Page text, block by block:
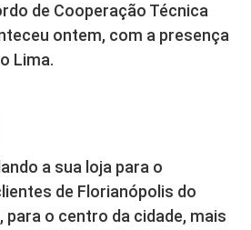
de Cooperação Técnica
ontem, com a presença
Lima.
a sua loja para o
de Florianópolis do
para o centro da cidade, mais